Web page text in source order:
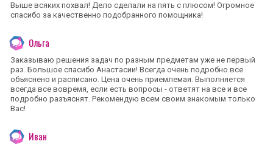
Выше всяких похвал! Дело сделали на пять с плюсом! Огромное
спасибо за качественно подобранного помощника!
Ольга
Заказываю решения задач по разным предметам уже не первый
раз. Большое спасибо Анастасии! Всегда очень подробно все
объяснено и расписано. Цена очень приемлемая. Выполняется
всегда все вовремя, если есть вопросы - ответят на все и все
подробно разъяснят. Рекомендую всем своим знакомым только
Вас!
Иван